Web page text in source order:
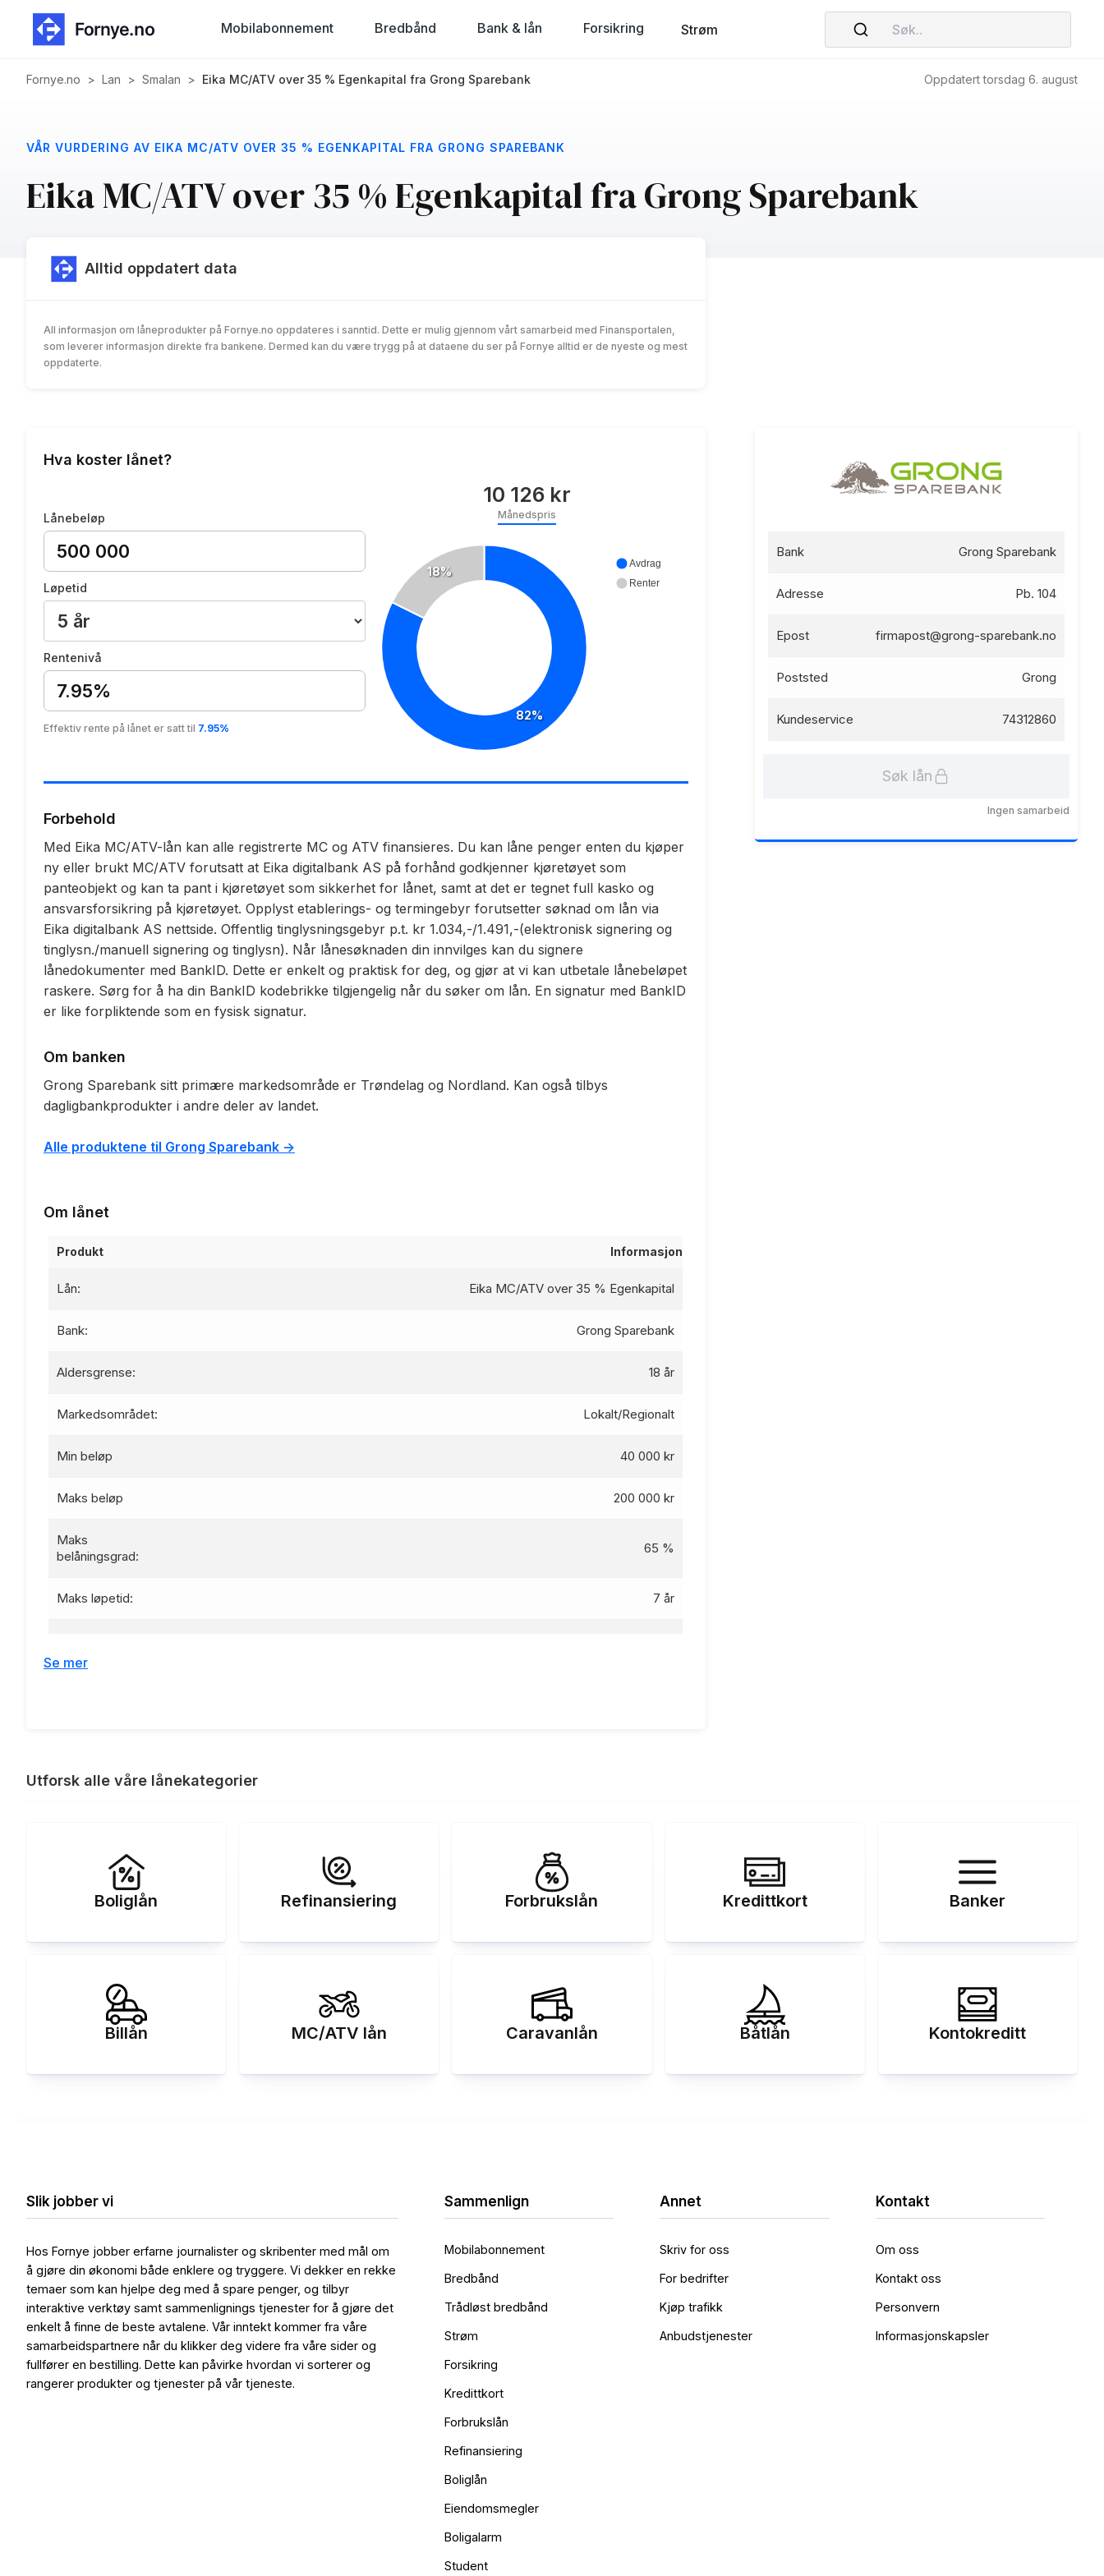
Mobilabonnement Bredbånd Bank & lån Forsikring Strøm Søk..
Fornye.no > Lan > Smalan > Eika MC/ATV over 35 % Egenkapital fra Grong Sparebank Oppdatert torsdag 6. august
VÅR VURDERING AV EIKA MC/ATV OVER 35 % EGENKAPITAL FRA GRONG SPAREBANK
Eika MC/ATV over 35 % Egenkapital fra Grong Sparebank
Alltid oppdatert data
All informasjon om låneprodukter på Fornye.no oppdateres i sanntid. Dette er mulig gjennom vårt samarbeid med Finansportalen,
som leverer informasjon direkte fra bankene. Dermed kan du være trygg på at dataene du ser på Fornye alltid er de nyeste og mest
oppdaterte.
Hva koster lånet?
Lånebeløp
Løpetid
Rentenivå
7.95%
Effektiv rente på lånet er satt til 7.95%
10 126 kr
Månedspris
82%
18%
Avdrag
Renter
Forbehold
Med Eika MC/ATV-lån kan alle registrerte MC og ATV finansieres. Du kan låne penger enten du kjøper
ny eller brukt MC/ATV forutsatt at Eika digitalbank AS på forhånd godkjenner kjøretøyet som
panteobjekt og kan ta pant i kjøretøyet som sikkerhet for lånet, samt at det er tegnet full kasko og
ansvarsforsikring på kjøretøyet. Opplyst etablerings- og termingebyr forutsetter søknad om lån via
Eika digitalbank AS nettside. Offentlig tinglysningsgebyr p.t. kr 1.034,-/1.491,-(elektronisk signering og
tinglysn./manuell signering og tinglysn). Når lånesøknaden din innvilges kan du signere
lånedokumenter med BankID. Dette er enkelt og praktisk for deg, og gjør at vi kan utbetale lånebeløpet
raskere. Sørg for å ha din BankID kodebrikke tilgjengelig når du søker om lån. En signatur med BankID
er like forpliktende som en fysisk signatur.
Om banken
Grong Sparebank sitt primære markedsområde er Trøndelag og Nordland. Kan også tilbys
dagligbankprodukter i andre deler av landet.
Alle produktene til Grong Sparebank ->
Om lånet
Produkt Informasjon
Lån: Eika MC/ATV over 35 % Egenkapital
Bank: Grong Sparebank
Aldersgrense: 18 år
Markedsområdet: Lokalt/Regionalt
Min beløp 40 000 kr
Maks beløp 200 000 kr
Maks
belåningsgrad:
65 %
Maks løpetid: 7 år
Se mer
Bank Grong Sparebank
Adresse Pb. 104
Epost firmapost@grong-sparebank.no
Poststed Grong
Kundeservice 74312860
Søk lån
Ingen samarbeid
Utforsk alle våre lånekategorier
Boliglån Refinansiering Forbrukslån Kredittkort Banker
Billån MC/ATV lån Caravanlån Båtlån Kontokreditt
Slik jobber vi
Hos Fornye jobber erfarne journalister og skribenter med mål om
å gjøre din økonomi både enklere og tryggere. Vi dekker en rekke
temaer som kan hjelpe deg med å spare penger, og tilbyr
interaktive verktøy samt sammenlignings tjenester for å gjøre det
enkelt å finne de beste avtalene. Vår inntekt kommer fra våre
samarbeidspartnere når du klikker deg videre fra våre sider og
fullfører en bestilling. Dette kan påvirke hvordan vi sorterer og
rangerer produkter og tjenester på vår tjeneste.
Sammenlign
Mobilabonnement
Bredbånd
Trådløst bredbånd
Strøm
Forsikring
Kredittkort
Forbrukslån
Refinansiering
Boliglån
Eiendomsmegler
Boligalarm
Student
Annet
Skriv for oss
For bedrifter
Kjøp trafikk
Anbudstjenester
Kontakt
Om oss
Kontakt oss
Personvern
Informasjonskapsler